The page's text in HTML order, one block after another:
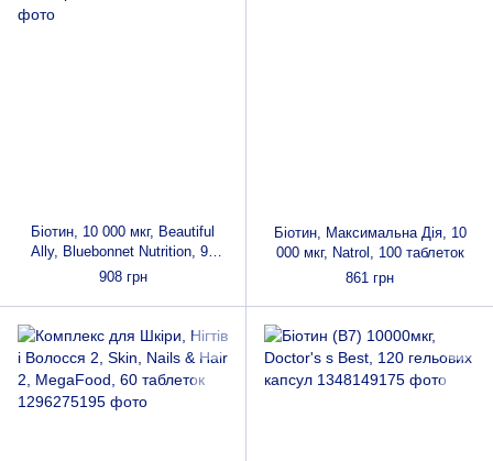
Біотин, 10 000 мкг, Beautiful
Ally, Bluebonnet Nutrition, 90
капсул вегетаріанських
908 грн
Біотин, Максимальна Дія, 10
000 мкг, Natrol, 100 таблеток
861 грн